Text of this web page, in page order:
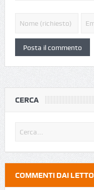
CERCA
COMMENTI DAI